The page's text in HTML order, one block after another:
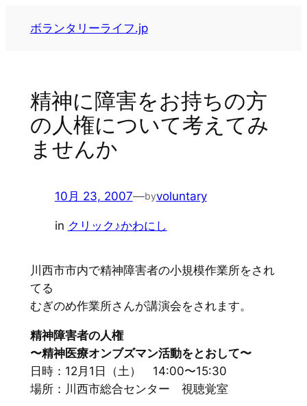
ボランタリーライフ.jp
精神に障害をお持ちの方
の人権について考えてみ
ませんか
10月 23, 2007—byvoluntary
in クリック♪かわにし
川西市市内で精神障害者の小規模作業所をされ
てる
むぎのめ作業所さんが講演会をされます。
精神障害者の人権
〜精神医療オンブズマン活動をとおして〜
日時：12月1日（土） 14:00〜15:30
場所：川西市総合センター 視聴覚室